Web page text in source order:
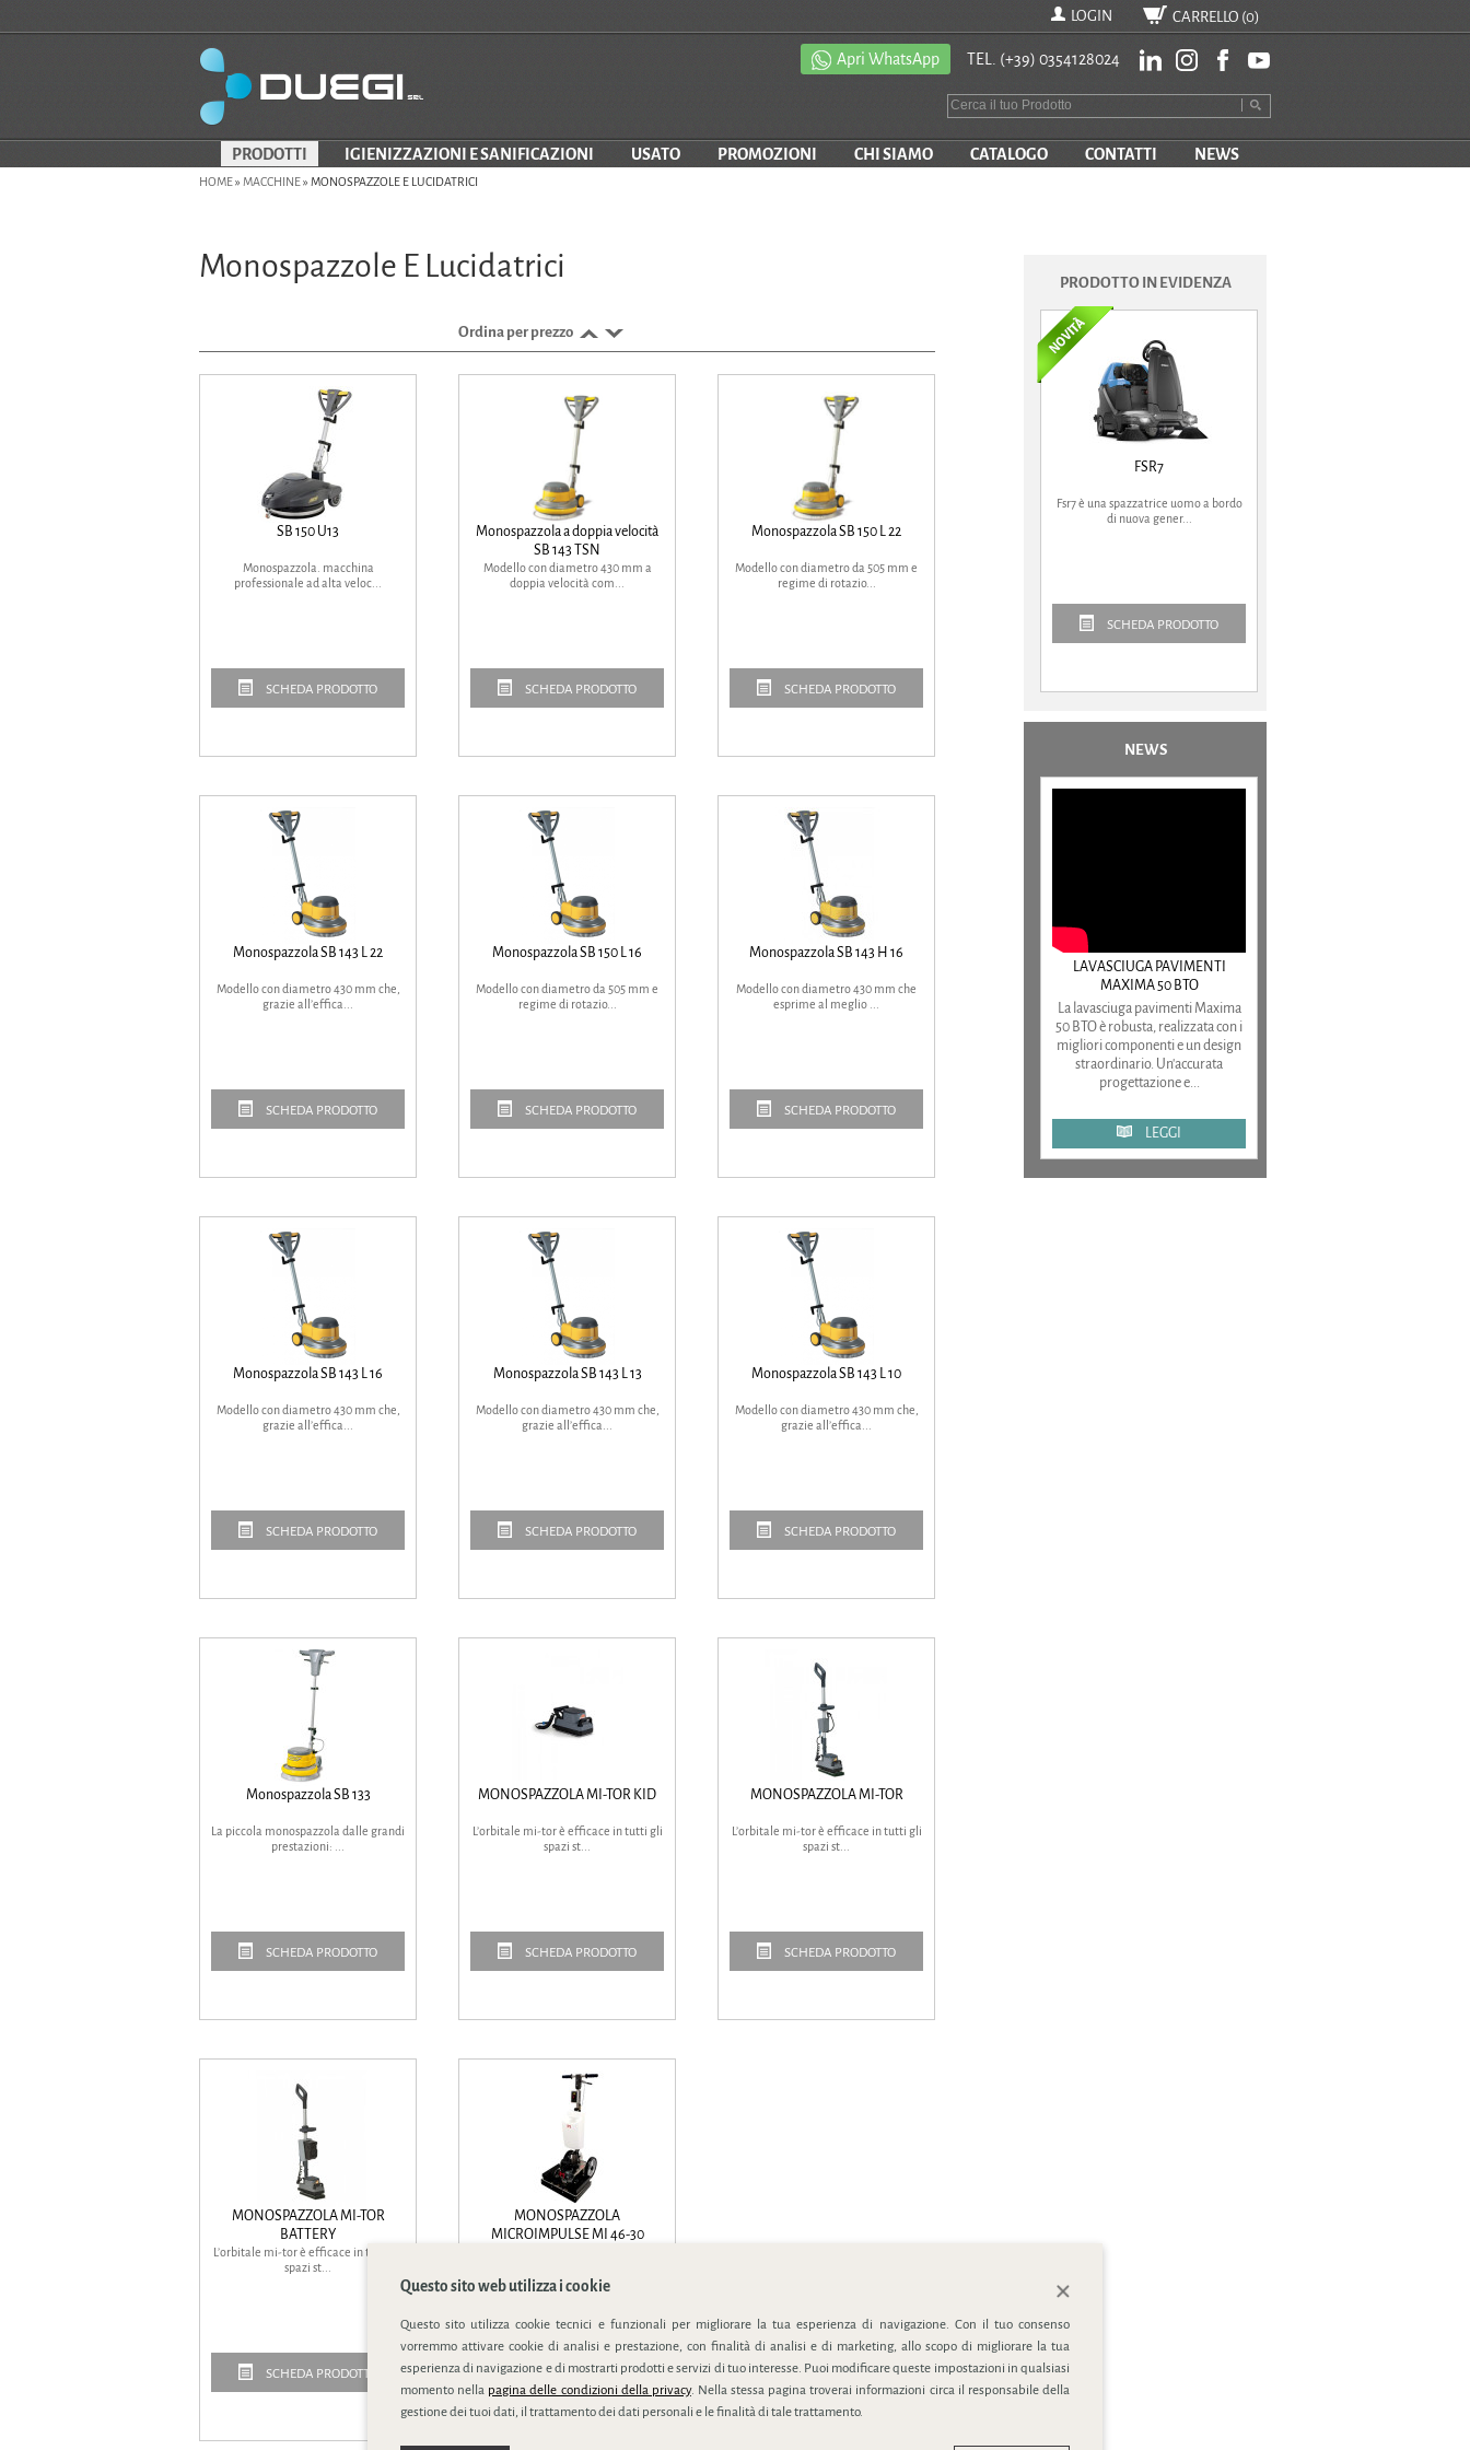
LOGIN CARRELLO (0)
Apri WhatsApp TEL. (+39) 0354128024
PRODOTTI IGIENIZZAZIONI E SANIFICAZIONI USATO PROMOZIONI CHI SIAMO CATALOGO CONTATTI NEWS
HOME» MACCHINE» MONOSPAZZOLE E LUCIDATRICI
Monospazzole E Lucidatrici
Ordina per prezzo
SB 150 U13
Monospazzola. macchina
professionale ad alta veloc...
SCHEDA PRODOTTO
Monospazzola a doppia velocità
SB 143 TSN
Modello con diametro 430 mm a
doppia velocità com...
SCHEDA PRODOTTO
Monospazzola SB 150 L 22
Modello con diametro da 505 mm e
regime di rotazio...
SCHEDA PRODOTTO
Monospazzola SB 143 L 22
Modello con diametro 430 mm che,
grazie all’effica...
SCHEDA PRODOTTO
Monospazzola SB 150 L 16
Modello con diametro da 505 mm e
regime di rotazio...
SCHEDA PRODOTTO
Monospazzola SB 143 H 16
Modello con diametro 430 mm che
esprime al meglio ...
SCHEDA PRODOTTO
Monospazzola SB 143 L 16
Modello con diametro 430 mm che,
grazie all’effica...
SCHEDA PRODOTTO
Monospazzola SB 143 L 13
Modello con diametro 430 mm che,
grazie all’effica...
SCHEDA PRODOTTO
Monospazzola SB 143 L 10
Modello con diametro 430 mm che,
grazie all’effica...
SCHEDA PRODOTTO
Monospazzola SB 133
La piccola monospazzola dalle grandi
prestazioni: ...
SCHEDA PRODOTTO
MONOSPAZZOLA MI-TOR KID
L’orbitale mi-tor è efficace in tutti gli
spazi st...
SCHEDA PRODOTTO
MONOSPAZZOLA MI-TOR
L’orbitale mi-tor è efficace in tutti gli
spazi st...
SCHEDA PRODOTTO
MONOSPAZZOLA MI-TOR
BATTERY
L’orbitale mi-tor è efficace in tutti gli
spazi st...
SCHEDA PRODOTTO
MONOSPAZZOLA
MICROIMPULSE MI 46-30
SCHEDA PRODOTTO
PRODOTTO IN EVIDENZA
FSR7
Fsr7 è una spazzatrice uomo a bordo
di nuova gener...
SCHEDA PRODOTTO
NEWS
LAVASCIUGA PAVIMENTI
MAXIMA 50 BTO
La lavasciuga pavimenti Maxima
50 BTO è robusta, realizzata con i
migliori componenti e un design
straordinario. Un'accurata
progettazione e...
LEGGI
Questo sito web utilizza i cookie
Questo sito utilizza cookie tecnici e funzionali per migliorare la tua esperienza di navigazione. Con il tuo consenso
vorremmo attivare cookie di analisi e prestazione, con finalità di analisi e di marketing, allo scopo di migliorare la tua
esperienza di navigazione e di mostrarti prodotti e servizi di tuo interesse. Puoi modificare queste impostazioni in qualsiasi
momento nella pagina delle condizioni della privacy. Nella stessa pagina troverai informazioni circa il responsabile della
gestione dei tuoi dati, il trattamento dei dati personali e le finalità di tale trattamento.